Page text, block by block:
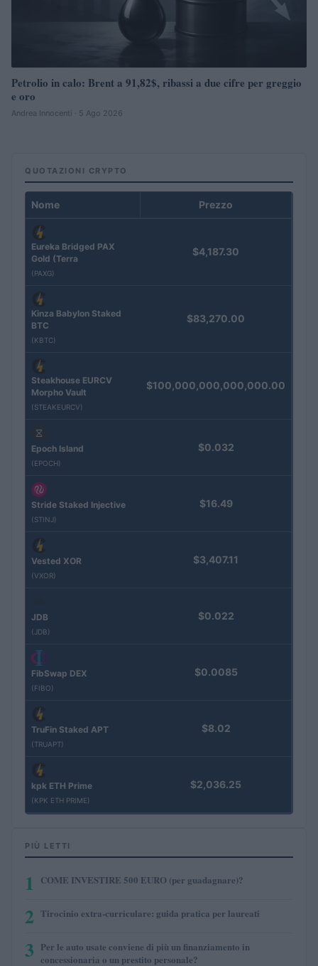
Petrolio in calo: Brent a 91,82$, ribassi a due cifre per greggio
e oro
Andrea Innocenti · 5 Ago 2026
QUOTAZIONI CRYPTO
Nome Prezzo
Eureka Bridged PAX
Gold (Terra
(PAXG)
$4,187.30
Kinza Babylon Staked
BTC
(KBTC)
$83,270.00
Steakhouse EURCV
Morpho Vault
(STEAKEURCV)
$100,000,000,000,000.00
Epoch Island
(EPOCH)
$0.032
Stride Staked Injective
(STINJ)
$16.49
Vested XOR
(VXOR)
$3,407.11
JDB
(JDB)
$0.022
FibSwap DEX
(FIBO)
$0.0085
TruFin Staked APT
(TRUAPT)
$8.02
kpk ETH Prime
(KPK ETH PRIME)
$2,036.25
PIÙ LETTI
1 COME INVESTIRE 500 EURO (per guadagnare)?
2 Tirocinio extra-curriculare: guida pratica per laureati
3 Per le auto usate conviene di più un finanziamento in
concessionaria o un prestito personale?